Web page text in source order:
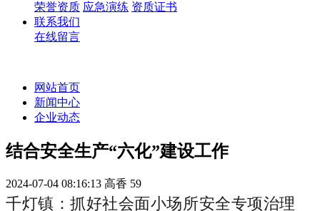
荣誉资质 应急演练 资质证书
联系我们
在线留言
网站首页
新闻中心
企业动态
结合安全生产“六化”建设工作
2024-07-04 08:16:13 高香 59
千灯镇：抓好社会面小场所安全专项治理